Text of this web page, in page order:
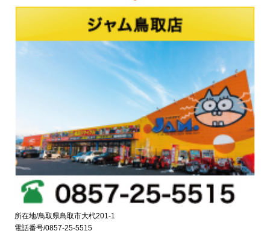
所在地/鳥取県鳥取市大杙201-1
電話番号/0857-25-5515